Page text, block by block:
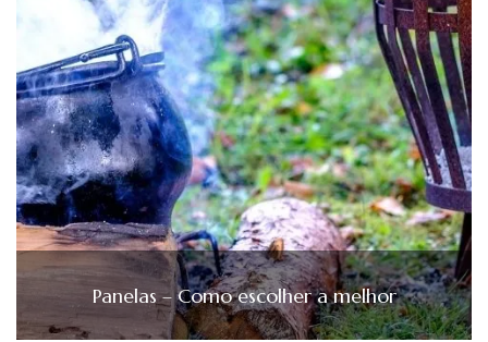
Panelas – Como escolher a melhor